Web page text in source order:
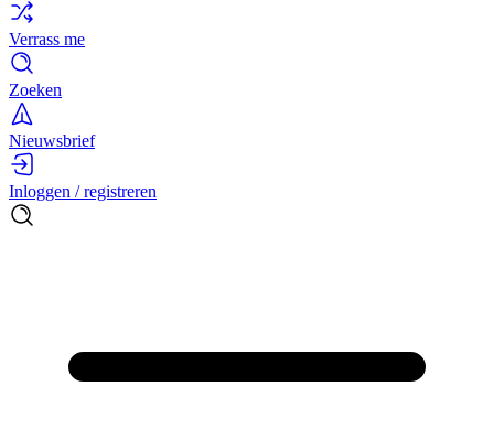
Verrass me
Zoeken
Nieuwsbrief
Inloggen / registreren